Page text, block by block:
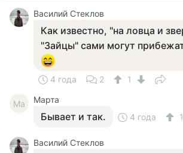
Василий Стеклов
Как известно, "на ловца и
"Зайцы" сами могут
4 года 2 1
Ма Марта
Бывает и так. 4 года 1
Василий Стеклов